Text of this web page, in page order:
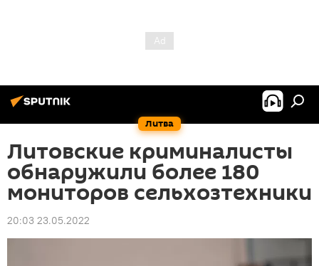
Литва
Литовские криминалисты
обнаружили более 180
мониторов сельхозтехники
20:03 23.05.2022